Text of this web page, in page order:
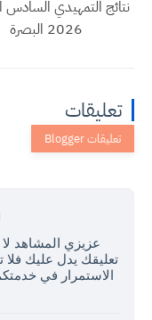
نتائج التمهيدي السادس
2026 البصرة
تعليقات
عزيزي المشاهد
تعليقك يدل عليك فلا
الاستمرار في